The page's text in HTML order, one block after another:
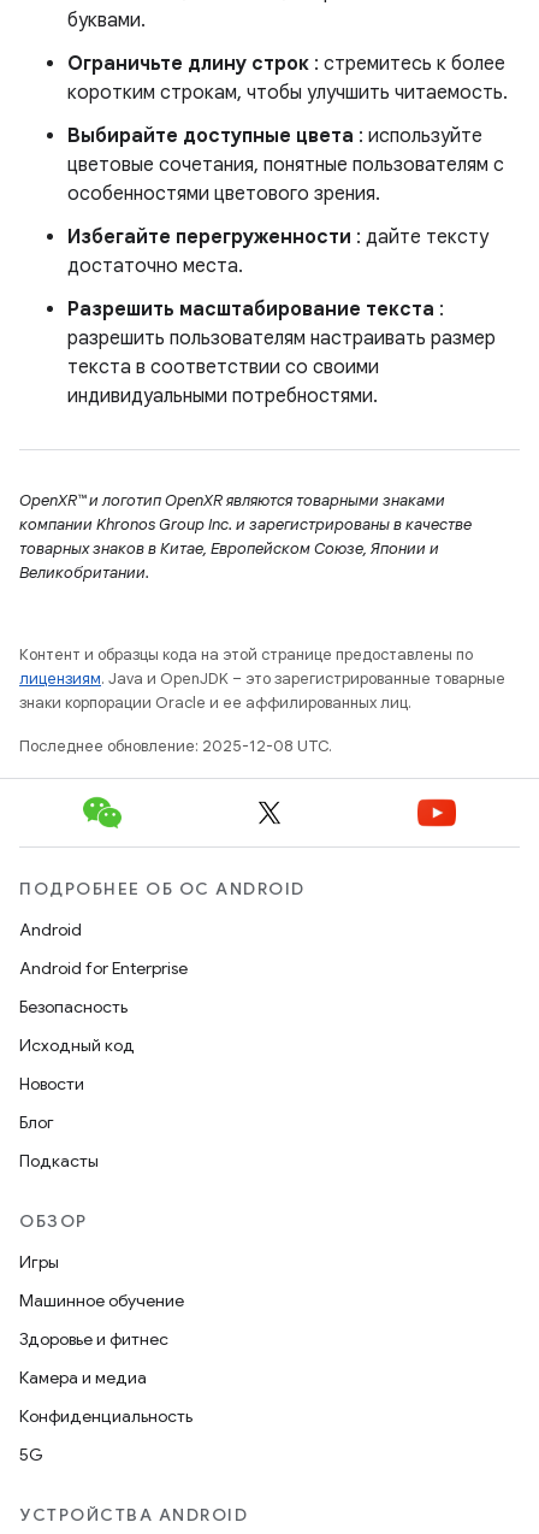
буквами.
Ограничьте длину строк : стремитесь к более
коротким строкам, чтобы улучшить читаемость.
Выбирайте доступные цвета : используйте
цветовые сочетания, понятные пользователям с
особенностями цветового зрения.
Избегайте перегруженности : дайте тексту
достаточно места.
Разрешить масштабирование текста :
разрешить пользователям настраивать размер
текста в соответствии со своими
индивидуальными потребностями.
OpenXR™ и логотип OpenXR являются товарными знаками
компании Khronos Group Inc. и зарегистрированы в качестве
товарных знаков в Китае, Европейском Союзе, Японии и
Великобритании.
Контент и образцы кода на этой странице предоставлены по
лицензиям. Java и OpenJDK – это зарегистрированные товарные
знаки корпорации Oracle и ее аффилированных лиц.
Последнее обновление: 2025-12-08 UTC.
ПОДРОБНЕЕ ОБ ОС ANDROID
Android
Android for Enterprise
Безопасность
Исходный код
Новости
Блог
Подкасты
ОБЗОР
Игры
Машинное обучение
Здоровье и фитнес
Камера и медиа
Конфиденциальность
5G
УСТРОЙСТВА ANDROID